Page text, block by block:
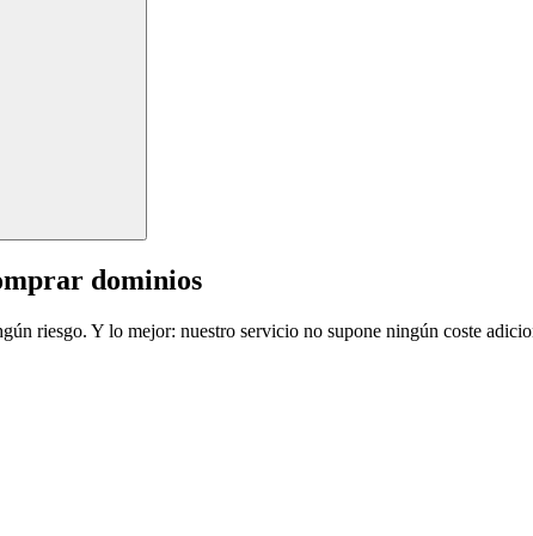
dominios
riesgo. Y lo mejor: nuestro servicio no supone ningún coste